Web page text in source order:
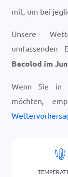
mit, um bei
Unsere
umfassenden
Bacolod im
Wenn Sie in
möchten,